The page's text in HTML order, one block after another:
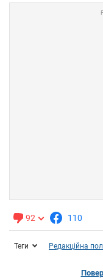
92 110
Теги Редакційна